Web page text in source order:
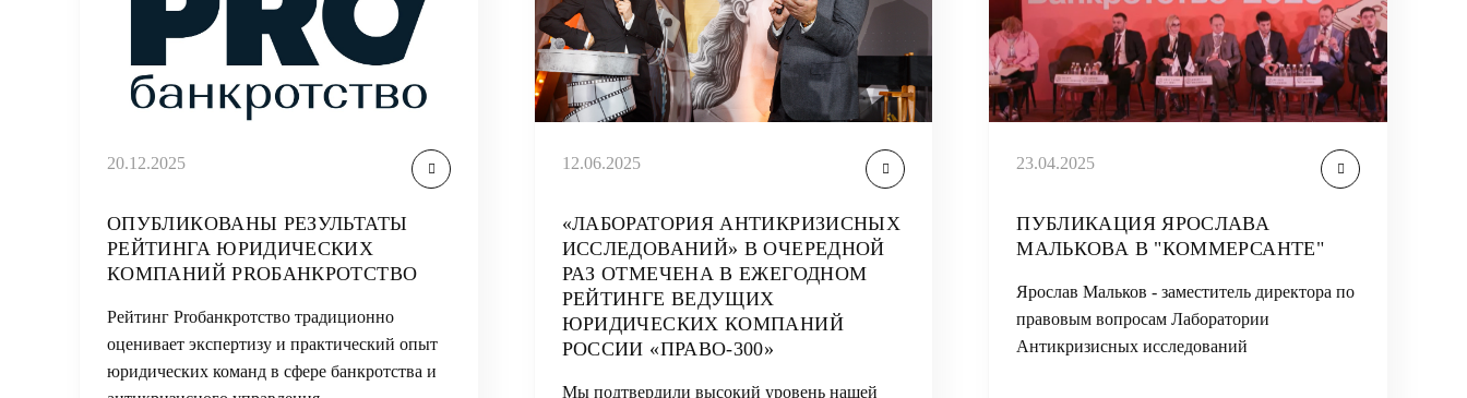
20.12.2025
ОПУБЛИКОВАНЫ РЕЗУЛЬТАТЫ
РЕЙТИНГА ЮРИДИЧЕСКИХ
КОМПАНИЙ PROБАНКРОТСТВО
Рейтинг Proбанкротство традиционно
оценивает экспертизу и практический опыт
юридических команд в сфере банкротства и
12.06.2025
«ЛАБОРАТОРИЯ АНТИКРИЗИСНЫХ
ИССЛЕДОВАНИЙ» В ОЧЕРЕДНОЙ
РАЗ ОТМЕЧЕНА В ЕЖЕГОДНОМ
РЕЙТИНГЕ ВЕДУЩИХ
ЮРИДИЧЕСКИХ КОМПАНИЙ
РОССИИ «ПРАВО-300»
Мы подтвердили высокий уровень нашей
23.04.2025
ПУБЛИКАЦИЯ ЯРОСЛАВА
МАЛЬКОВА В "КОММЕРСАНТЕ"
Ярослав Мальков - заместитель директора по
правовым вопросам Лаборатории
Антикризисных исследований